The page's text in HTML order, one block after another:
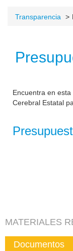
Transparencia
Encuentra en
Cerebral Estatal
MATERIALES
Documentos